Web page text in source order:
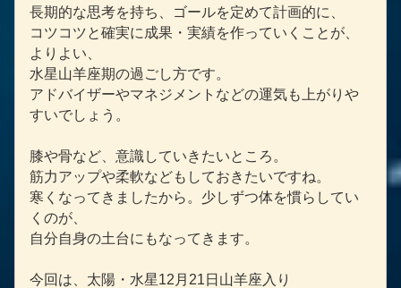
長期的な思考を持ち、ゴールを定めて計画的に、
コツコツと確実に成果・実績を作っていくことが、
よりよい、
水星山羊座期の過ごし方です。
アドバイザーやマネジメントなどの運気も上がりや
すいでしょう。
膝や骨など、意識していきたいところ。
筋力アップや柔軟などもしておきたいですね。
寒くなってきましたから。少しずつ体を慣らしてい
くのが、
自分自身の土台にもなってきます。
今回は、太陽・水星12月21日山羊座入り